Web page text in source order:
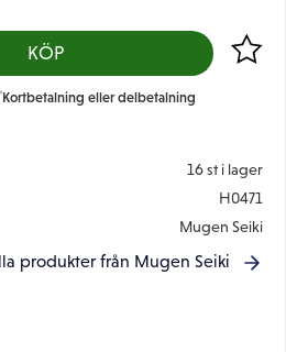
KÖP Lägg
Kortbetalning eller delbetalning
16 st i lager
H0471
Mugen Seiki
produkter från Mugen Seiki